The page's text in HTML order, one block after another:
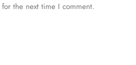
the next time I comment.